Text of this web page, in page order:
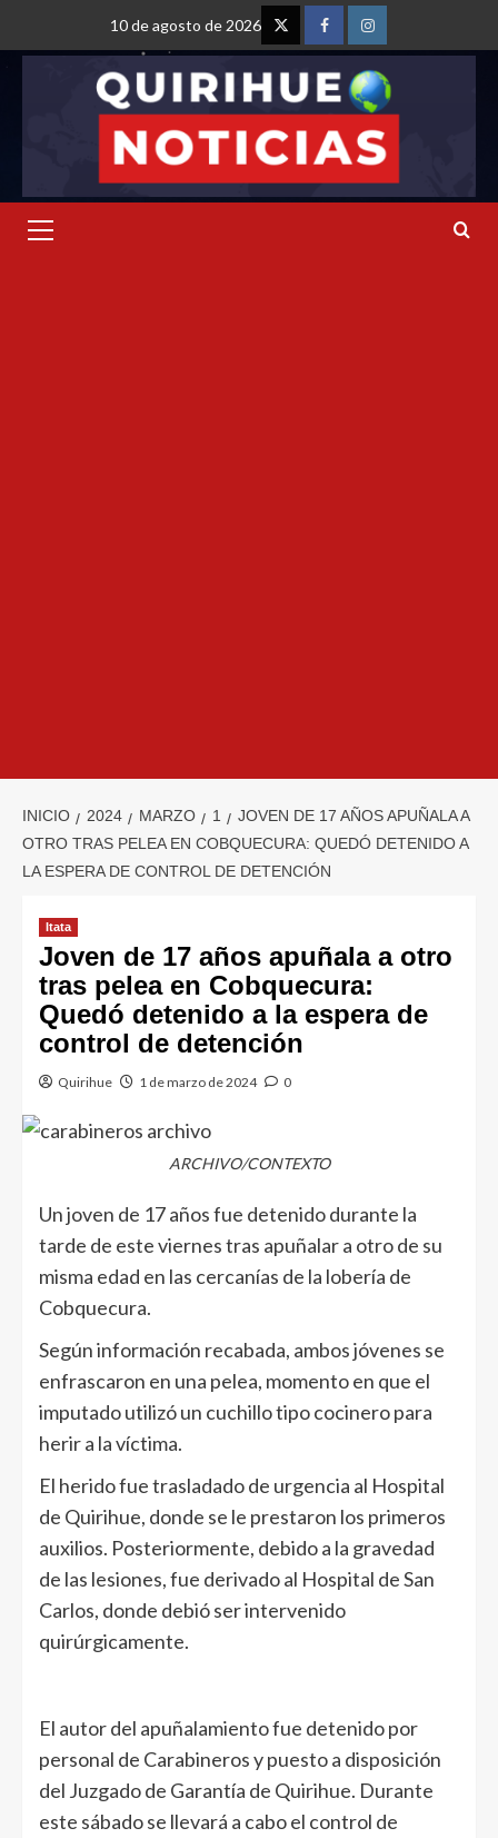
10 de agosto de 2026
INICIO 2024 MARZO 1
JOVEN DE 17 AÑOS APUÑALA A
OTRO TRAS PELEA EN COBQUECURA: QUEDÓ DETENIDO A
LA ESPERA DE CONTROL DE DETENCIÓN
Itata
Joven de 17 años apuñala a otro
tras pelea en Cobquecura:
Quedó detenido a la espera de
control de detención
Quirihue 1 de marzo de 2024 0
ARCHIVO/CONTEXTO
Un joven de 17 años fue detenido durante la
tarde de este viernes tras apuñalar a otro de su
misma edad en las cercanías de la lobería de
Cobquecura.
Según información recabada, ambos jóvenes se
enfrascaron en una pelea, momento en que el
imputado utilizó un cuchillo tipo cocinero para
herir a la víctima.
El herido fue trasladado de urgencia al Hospital
de Quirihue, donde se le prestaron los primeros
auxilios. Posteriormente, debido a la gravedad
de las lesiones, fue derivado al Hospital de San
Carlos, donde debió ser intervenido
quirúrgicamente.
El autor del apuñalamiento fue detenido por
personal de Carabineros y puesto a disposición
del Juzgado de Garantía de Quirihue. Durante
este sábado se llevará a cabo el control de